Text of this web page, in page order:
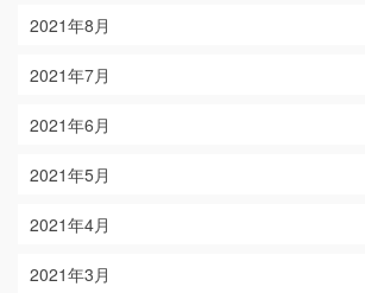
2021年8月
2021年7月
2021年6月
2021年5月
2021年4月
2021年3月